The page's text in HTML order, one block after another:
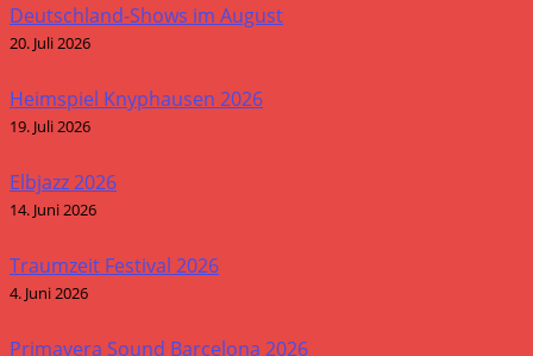
Deutschland-Shows im August
20. Juli 2026
Heimspiel Knyphausen 2026
19. Juli 2026
Elbjazz 2026
14. Juni 2026
Traumzeit Festival 2026
4. Juni 2026
Primavera Sound Barcelona 2026